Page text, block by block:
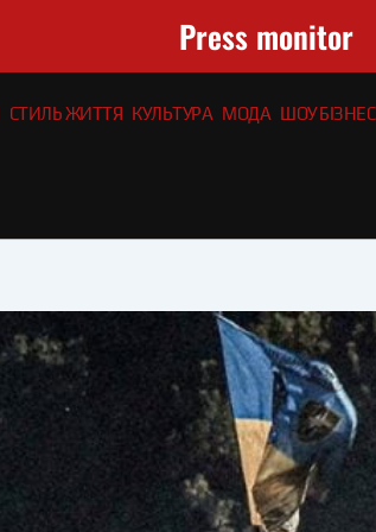
Press monitor
СТИЛЬ ЖИТТЯ КУЛЬТУРА МОДА ШОУ БІЗНЕС